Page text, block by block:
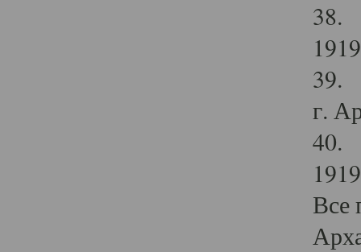
38.
39.
г.
40.
Все